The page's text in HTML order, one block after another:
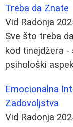
Treba da Znate
Vid Radonja
Sve što treba
kod tinejdžera
psihološki
Emocionalna
Zadovoljstva
Vid Radonja